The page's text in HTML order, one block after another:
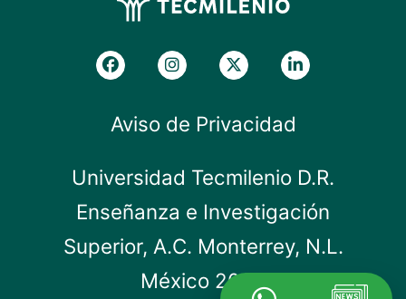
Aviso de Privacidad
Universidad Tecmilenio D.R.
Enseñanza e Investigación
Superior, A.C. Monterrey, N.L.
México 2019.